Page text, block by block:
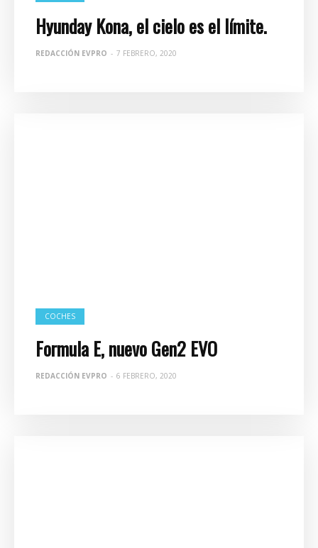
Hyunday Kona, el cielo es el límite.
REDACCIÓN EVPRO - 7 FEBRERO, 2020
COCHES
Formula E, nuevo Gen2 EVO
REDACCIÓN EVPRO - 6 FEBRERO, 2020